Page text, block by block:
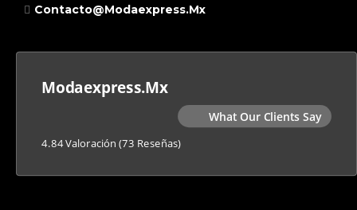
Contacto@modaexpress.mx
Modaexpress.mx
What Our Clients Say
4.84 Valoración (73 Reseñas)